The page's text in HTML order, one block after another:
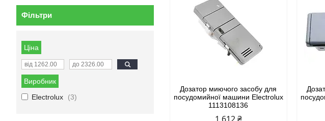
Дозатор миючого засобу для
посудомийної машини Electrolux
1113108136
Фільтри
Ціна
Виробник
Electrolux
3